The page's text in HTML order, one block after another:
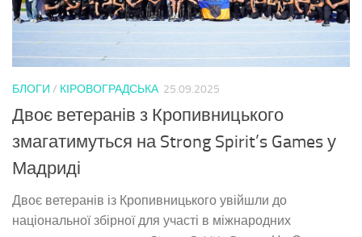
БЛОГИ / КІРОВОГРАДСЬКА 25.09.2025
Двоє ветеранів з Кропивницького
змагатимуться на Strong Spirit’s Games у
Мадриді
Двоє ветеранів із Кропивницького увійшли до
національної збірної для участі в міжнародних